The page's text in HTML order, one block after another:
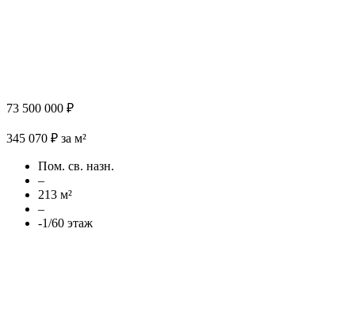
73 500 000 ₽
345 070 ₽ за м²
Пом. св. назн.
–
213 м²
–
-1/60 этаж